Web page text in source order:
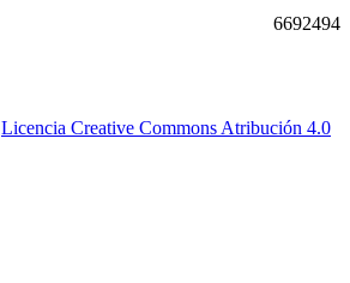
6692494
Licencia Creative Commons Atribución 4.0